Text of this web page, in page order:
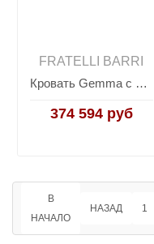
FRATELLI BARRI
Кровать Gemma с подъемным механизмом SELECTION, FRATELLI BARRI
374 594 руб
В
НАЧАЛО
НАЗАД 1